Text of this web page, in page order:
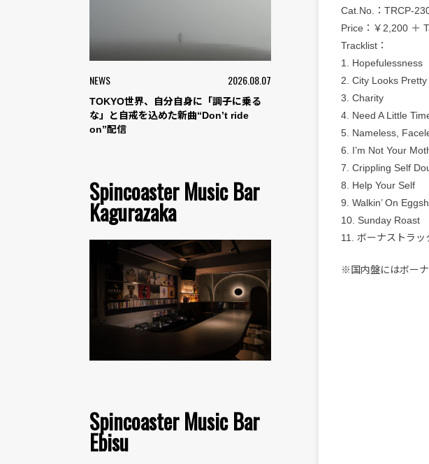
NEWS 2026.08.07
TOKYO世界、自分自身に「調子に乗る
な」と自戒を込めた新曲“Don’t ride
on”配信
Spincoaster Music Bar
Kagurazaka
Spincoaster Music Bar
Ebisu
Cat.No.：TRCP-
Price：￥2,200 ＋
Tracklist：
1. Hopefulessness
2. City Looks Pretty
3. Charity
4. Need A Little
5. Nameless,
6. I’m Not Your
7. Crippling Self
8. Help Your Self
9. Walkin’ On
10. Sunday Roast
11. ボーナストラッ
※国内盤にはボー